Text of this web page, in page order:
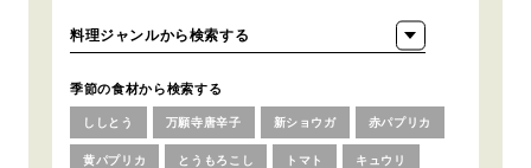
季節の食材から検索する
ししとう 万願寺唐辛子 新ショウガ 赤パプリカ
黄パプリカ とうもろこし トマト キュウリ